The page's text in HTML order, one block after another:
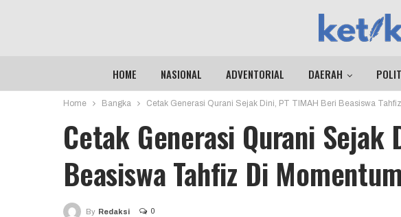
HOME NASIONAL ADVENTORIAL DAERAH
Home Bangka Cetak Generasi Qurani Sejak Dini, PT TIMAH Beri Beasiswa
Cetak Generasi Qurani Sejak
Beasiswa Tahfiz Di
By Redaksi 0